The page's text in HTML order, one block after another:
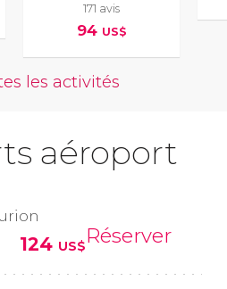
171 avis
94 US$
les activités
aéroport
124 US$Réserver